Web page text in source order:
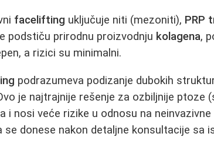
facelifting uključuje niti (mezoniti), PRP
podstiču prirodnu proizvodnju kolagena,
a rizici su minimalni.
podrazumeva podizanje dubokih
je najtrajnije rešenje za ozbiljnije ptoze
i nosi veće rizike u odnosu na
se donese nakon detaljne konsultacije sa